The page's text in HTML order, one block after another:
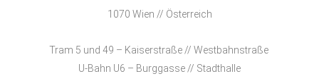
1070 Wien // Österreich
Tram 5 und 49 – Kaiserstraße // Westbahnstraße
U-Bahn U6 – Burggasse // Stadthalle